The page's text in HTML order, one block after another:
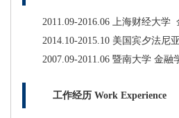
2011.09-2016.06 上海财经大学
2014.10-2015.10 美国宾夕法尼
2007.09-2011.06 暨南大学 金融
工作经历 Work Experience